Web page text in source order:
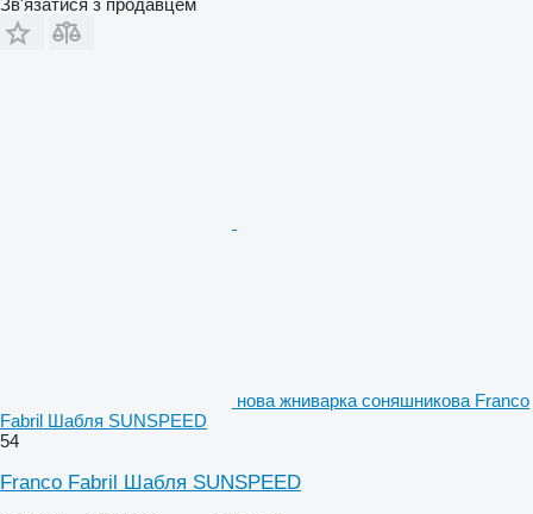
Зв'язатися з продавцем
нова жниварка соняшникова Franco
Fabril Шабля SUNSPEED
54
Franco Fabril Шабля SUNSPEED